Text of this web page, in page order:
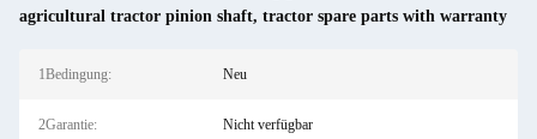
agricultural tractor pinion shaft, tractor spare parts with warranty
1Bedingung: Neu
2Garantie: Nicht verfügbar